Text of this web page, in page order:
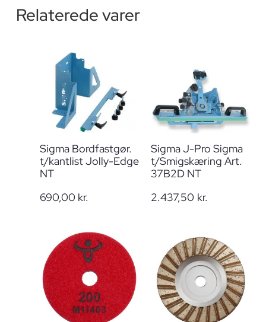
Relaterede varer
Sigma Bordfastgør.
t/kantlist Jolly-Edge
NT
690,00 kr.
Sigma J-Pro Sigma
t/Smigskæring Art.
37B2D NT
2.437,50 kr.